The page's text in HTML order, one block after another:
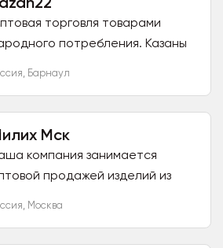
торговля товарами
потребления. Казаны
керамическая посуда
, Барнаул
Мск
компания занимается
продажей изделий из
, Москва